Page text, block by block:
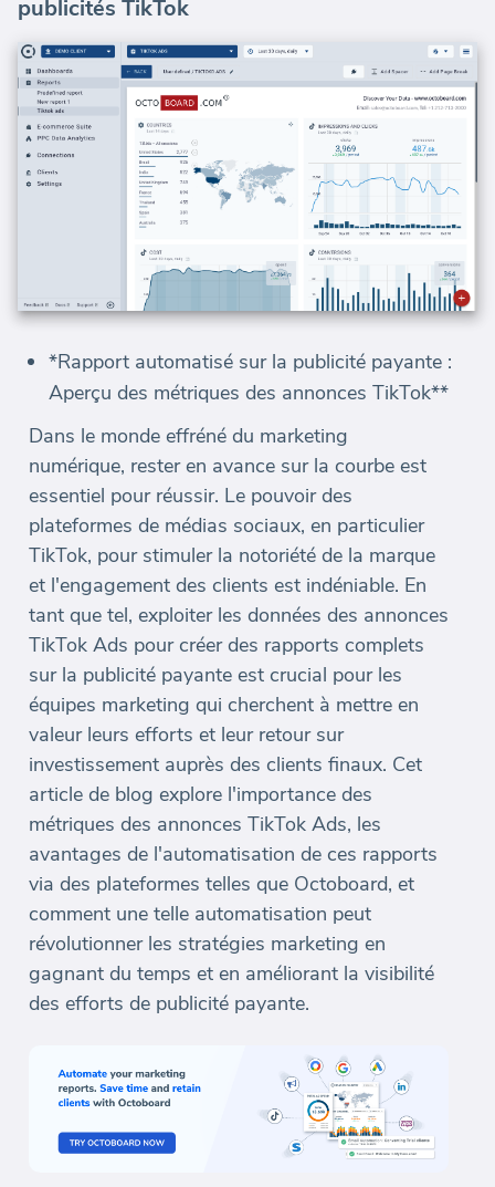
publicités TikTok
*Rapport automatisé sur la publicité payante :
Aperçu des métriques des annonces TikTok**
Dans le monde effréné du marketing
numérique, rester en avance sur la courbe est
essentiel pour réussir. Le pouvoir des
plateformes de médias sociaux, en particulier
TikTok, pour stimuler la notoriété de la marque
et l'engagement des clients est indéniable. En
tant que tel, exploiter les données des annonces
TikTok Ads pour créer des rapports complets
sur la publicité payante est crucial pour les
équipes marketing qui cherchent à mettre en
valeur leurs efforts et leur retour sur
investissement auprès des clients finaux. Cet
article de blog explore l'importance des
métriques des annonces TikTok Ads, les
avantages de l'automatisation de ces rapports
via des plateformes telles que Octoboard, et
comment une telle automatisation peut
révolutionner les stratégies marketing en
gagnant du temps et en améliorant la visibilité
des efforts de publicité payante.